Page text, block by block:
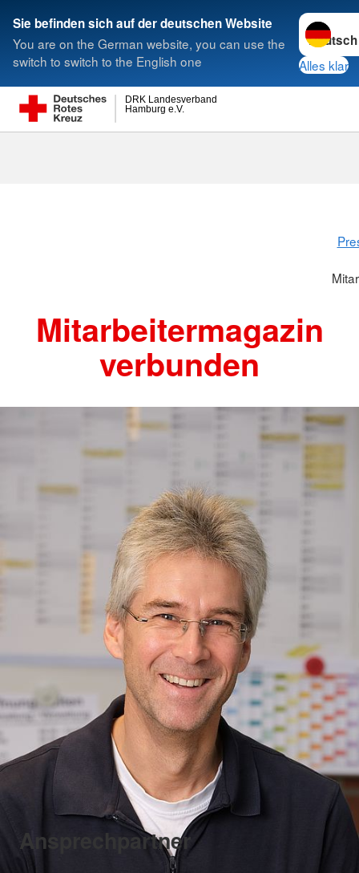
Sie befinden sich auf der deutschen Website
You are on the German website, you can use the
switch to switch to the English one
Sprache
Alles klar
Hamburg e.V.
DRK Landesverband
Suche
Mitarbeitermagazin
verbunden
Ansprechpartner